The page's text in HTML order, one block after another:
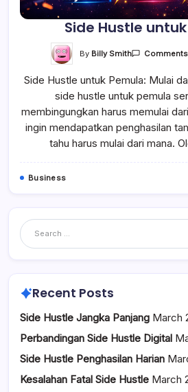
Side Hustle
By Billy Smith
Side Hustle untuk Pemula: Mulai
side hustle untuk pemula
membingungkan harus memulai
ingin mendapatkan penghasilan
tahu harus mulai dari mana.
Business
Recent Posts
Side Hustle Jangka Panjang March
Perbandingan Side Hustle Digital
Side Hustle Penghasilan Harian
Kesalahan Fatal Side Hustle March